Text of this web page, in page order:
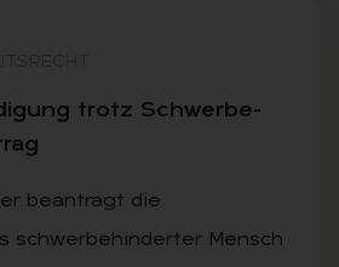
trotz Schwer­be­
beantragt die
schwerbehinderter Mensch